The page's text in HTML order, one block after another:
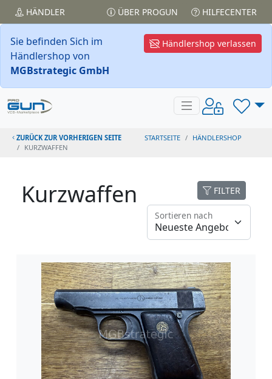
HÄNDLER ÜBER PROGUN HILFECENTER
Händlershop verlassen
Sie befinden Sich im
Händlershop von
MGBstrategic GmbH
ZURÜCK ZUR VORHERIGEN SEITE STARTSEITE
HÄNDLERSHOP
KURZWAFFEN
Kurzwaffen FILTER
Sortieren nach